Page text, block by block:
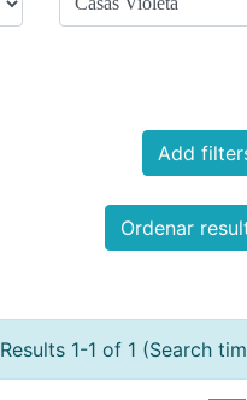
Add
Ordenar
Results 1-1 of 1 (Search